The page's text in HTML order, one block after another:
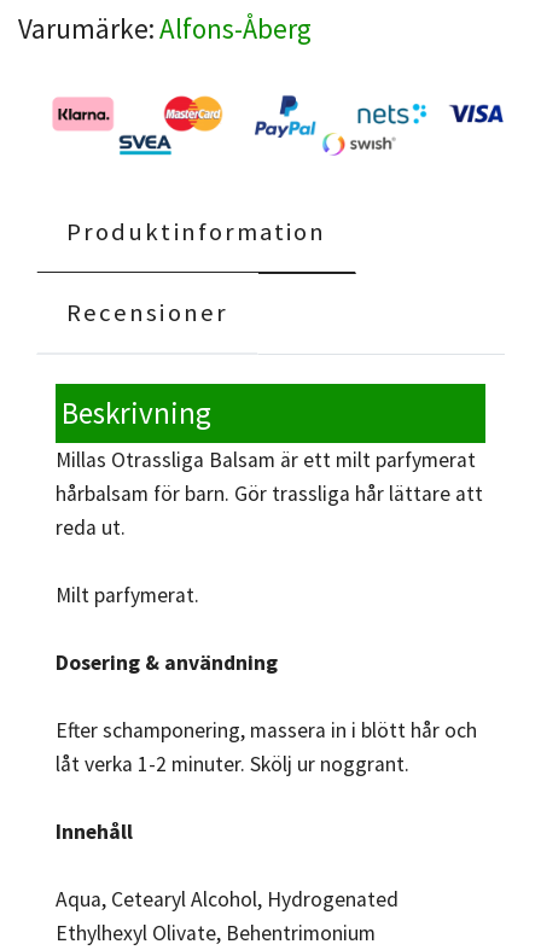
Varumärke:Alfons-Åberg
Produktinformation
Recensioner
Beskrivning
Millas Otrassliga Balsam är ett milt parfymerat
hårbalsam för barn. Gör trassliga hår lättare att
reda ut.
Milt parfymerat.
Dosering & användning
Efter schamponering, massera in i blött hår och
låt verka 1-2 minuter. Skölj ur noggrant.
Innehåll
Aqua, Cetearyl Alcohol, Hydrogenated
Ethylhexyl Olivate, Behentrimonium